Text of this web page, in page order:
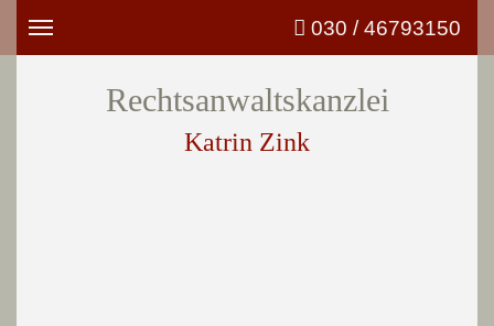
Toggle
030 / 46793150
Rechtsanwaltskanzlei
Katrin Zink